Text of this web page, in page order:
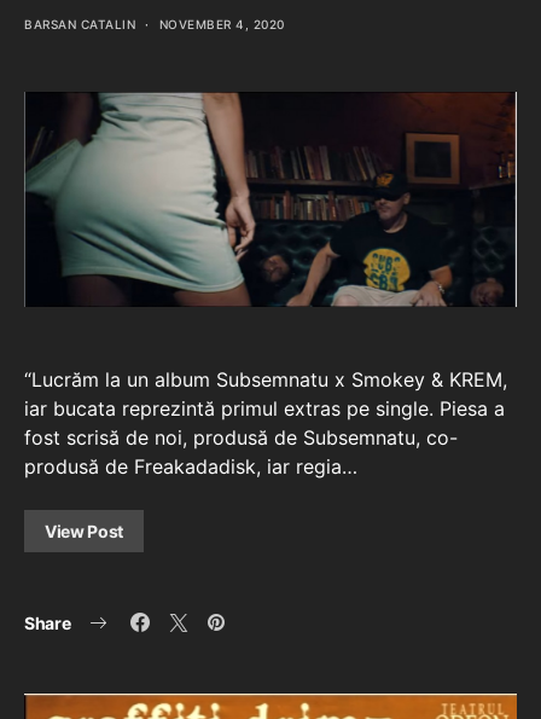
BARSAN CATALIN NOVEMBER 4, 2020
“Lucrăm la un album Subsemnatu x Smokey & KREM,
iar bucata reprezintă primul extras pe single. Piesa a
fost scrisă de noi, produsă de Subsemnatu, co-
produsă de Freakadadisk, iar regia…
View Post
Share